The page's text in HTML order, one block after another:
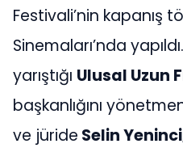
Festivali’nin kapanış
Sinemaları’nda
yarıştığı Ulusal Uzun
başkanlığını
ve jüride Selin